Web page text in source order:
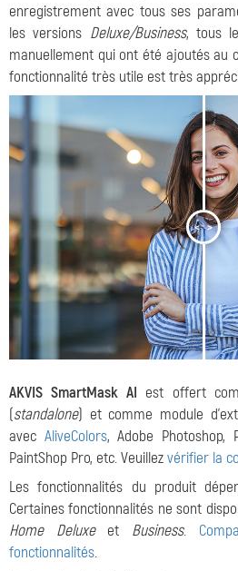
enregistrement avec tous ses
les versions Deluxe/Business, tous
manuellement qui ont été ajoutés au
fonctionnalité très utile est très
< >
AKVIS SmartMask AI est offert
(standalone) et comme module
avec AliveColors, Adobe Photoshop,
PaintShop Pro, etc. Veuillezvérifier la
Les fonctionnalités du produit
Certaines fonctionnalités ne sont
Home Deluxeet Business.
fonctionnalités.